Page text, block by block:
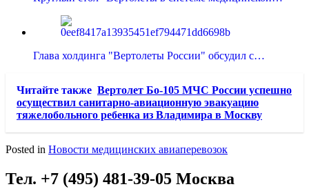
Глава холдинга "Вертолеты России" обсудил с…
Читайте также Вертолет Бо-105 МЧС России успешно
осуществил санитарно-авиационную эвакуацию
тяжелобольного ребенка из Владимира в Москву
Posted in Новости медицинских авиаперевозок
Тел. +7 (495) 481-39-05 Москва